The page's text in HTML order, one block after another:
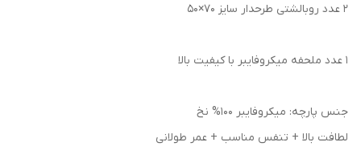
۲ عدد روبالشتی طرحدار سایز ۷۰×۵۰
۱ عدد ملحفه میکروفایبر با کیفیت بالا
جنس پارچه: میکروفایبر 100% نخ
لطافت بالا + تنفس مناسب + عمر طولانی